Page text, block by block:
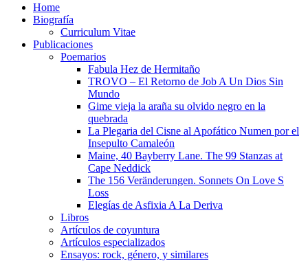
Home
Biografía
Curriculum Vitae​
Publicaciones
Poemarios
Fabula Hez de Hermitaño
TROVO – El Retorno de Job A Un Dios Sin
Mundo
Gime vieja la araña su olvido negro en la
quebrada
La Plegaria del Cisne al Apofático Numen por el
Insepulto Camaleón
Maine, 40 Bayberry Lane. The 99 Stanzas at
Cape Neddick
The 156 Veränderungen. Sonnets On Love S
Loss
Elegías de Asfixia A La Deriva
Libros
Artículos de coyuntura
Artículos especializados
Ensayos: rock, género, y similares